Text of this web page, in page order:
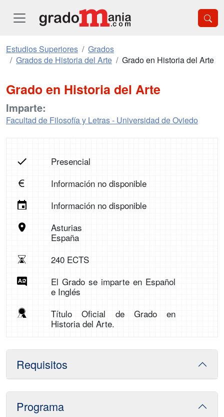
Estudios Superiores
Grados
Grados de Historia del Arte
Grado en Historia del Arte
Grado en Historia del Arte
Imparte:
Facultad de Filosofía y Letras - Universidad de Oviedo
Presencial
Información no disponible
Información no disponible
Asturias
España
240 ECTS
El Grado se imparte en Español
e Inglés
Título Oficial de Grado en
Historia del Arte.
Requisitos
Programa